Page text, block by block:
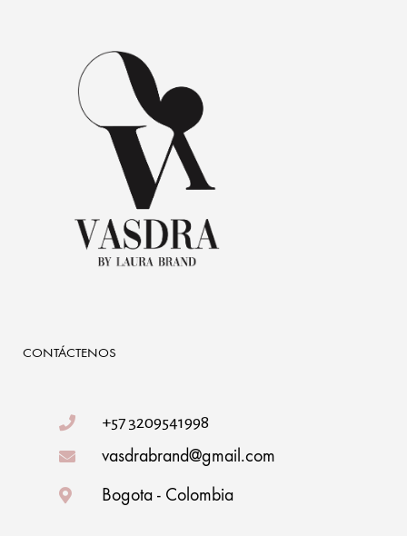
CONTÁCTENOS
+57 3209541998
vasdrabrand@gmail.com
Bogota - Colombia